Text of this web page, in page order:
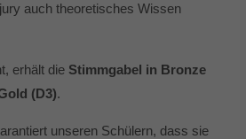
auch theoretisches Wissen
erhält die Stimmgabel in Bronze
(D3).
unseren Schülern, dass sie